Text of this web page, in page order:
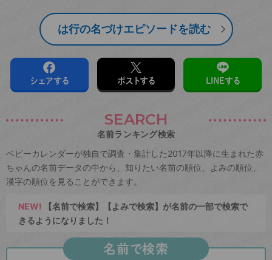
は行の名づけエピソードを読む
シェアする ポストする LINEする
SEARCH
名前ランキング検索
ベビーカレンダーが独自で調査・集計した2017年以降に生まれた赤
ちゃんの名前データの中から、知りたい名前の順位、よみの順位、
漢字の順位を見ることができます。
NEW! 【名前で検索】【よみで検索】が名前の一部で検索で
きるようになりました！
名前で検索